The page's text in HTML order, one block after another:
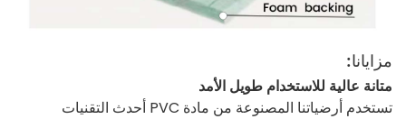
مزايانا:
متانة عالية للاستخدام طويل الأمد
تستخدم أرضياتنا المصنوعة من مادة PVC أحدث التقنيات